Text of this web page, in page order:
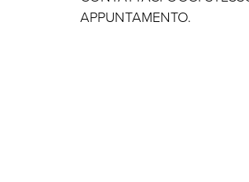
APPUNTAMENTO.